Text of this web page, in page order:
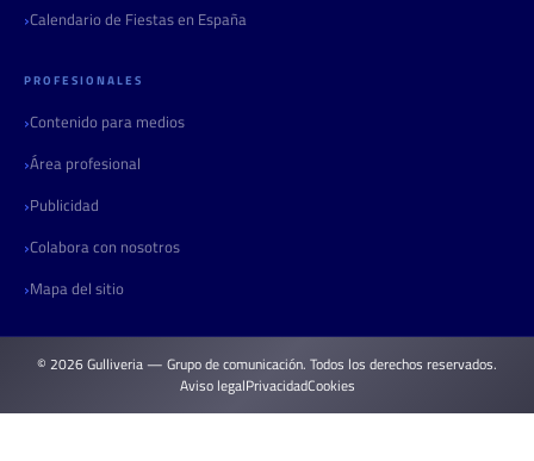
Calendario de Fiestas en España
PROFESIONALES
Contenido para medios
Área profesional
Publicidad
Colabora con nosotros
Mapa del sitio
© 2026 Gulliveria — Grupo de comunicación. Todos los derechos reservados.
Aviso legalPrivacidadCookies